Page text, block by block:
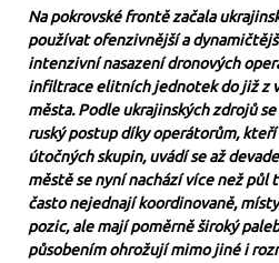
Na pokrovské frontě začala
používat ofenzivnější a
intenzivní nasazení dronových
infiltrace elitních jednotek do již z
města. Podle ukrajinských zdrojů
ruský postup díky operátorům,
útočných skupin, uvádí se až
městě se nyní nachází více než půl
často nejednají koordinovaně,
pozic, ale mají poměrně široký
působením ohrožují mimo jiné i